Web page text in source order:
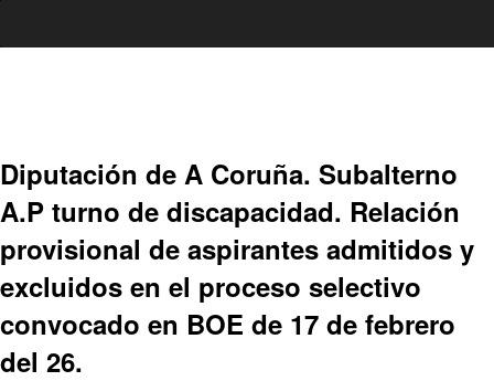
contenido
Diputación de A Coruña. Subalterno
A.P turno de discapacidad. Relación
provisional de aspirantes admitidos y
excluidos en el proceso selectivo
convocado en BOE de 17 de febrero
del 26.